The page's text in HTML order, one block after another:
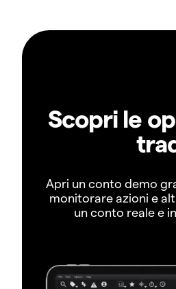
Scopri le
Apri un conto demo
monitorare azioni e
un conto reale e